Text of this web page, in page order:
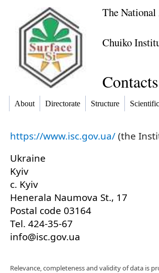
The National
Chuiko
Contacts
About Directorate Structure
https://www.isc.gov.ua/(the
Ukraine
Kyiv
c. Kyiv
Henerala Naumova St., 17
Postal code 03164
Tel. 424-35-67
info@isc.gov.ua
Relevance, completeness and validity of data is